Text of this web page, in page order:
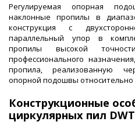
Регулируемая опорная
наклонные пропилы в
конструкция с
параллельный упор в
пропилы высокой
профессионального
пропила, реализованную
опорной подошвы относительно
Конструкционные
циркулярных пил DWT